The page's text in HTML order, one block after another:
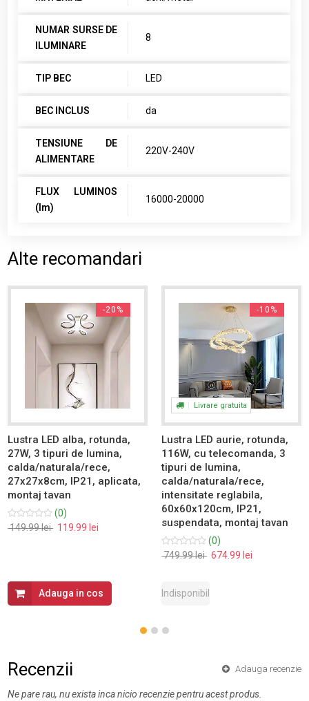
NUMAR SURSE DE
ILUMINARE
8
TIP BEC LED
BEC INCLUS da
TENSIUNE DE
ALIMENTARE
220V-240V
FLUX LUMINOS
(lm)
16000-20000
Alte recomandari
-20%
Lustra LED alba, rotunda,
27W, 3 tipuri de lumina,
calda/naturala/rece,
27x27x8cm, IP21, aplicata,
montaj tavan
(0)
149.99 lei 119.99 lei
Adauga in cos
-10%
Livrare gratuita
Lustra LED aurie, rotunda,
116W, cu telecomanda, 3
tipuri de lumina,
calda/naturala/rece,
intensitate reglabila,
60x60x120cm, IP21,
suspendata, montaj tavan
(0)
749.99 lei 674.99 lei
Indisponibil
Recenzii Adauga recenzie
Ne pare rau, nu exista inca nicio recenzie pentru acest produs.